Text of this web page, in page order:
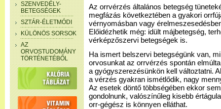
SZENVEDÉLY-
BETEGSÉGEK
SZTÁR-ÉLETMÓDI
KÜLÖNÖS SORSOK
AZ
ORVOSTUDOMÁNY
TÖRTÉNETÉBŐL
Az orrvérzés általános betegség
megfázás következtében a gyakori
vérnyomásban vagy
Előidézhetik még: idült májbetegség,
vérképzőszervi betegségek is.
Ha ismert belszervi betegségünk van,
orvosunkat az orrvérzés spontán
a gyógyszerezésünkön kell változtatni.
a vérzés gyakran ismétlődik, nagy
Az esetek döntő többségében ekkor
gondolnunk, valószínűleg kisebb
orr-gégész is könnyen elláthat.